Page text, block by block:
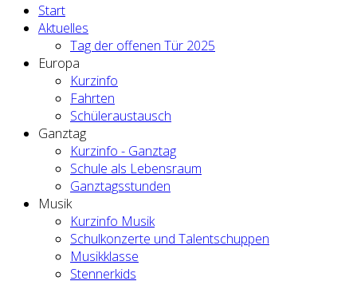
Start
Aktuelles
Tag der offenen Tür 2025
Europa
Kurzinfo
Fahrten
Schüleraustausch
Ganztag
Kurzinfo - Ganztag
Schule als Lebensraum
Ganztagsstunden
Musik
Kurzinfo Musik
Schulkonzerte und Talentschuppen
Musikklasse
Stennerkids